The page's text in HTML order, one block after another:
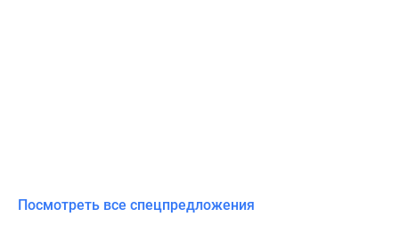
Посмотреть все спецпредложения